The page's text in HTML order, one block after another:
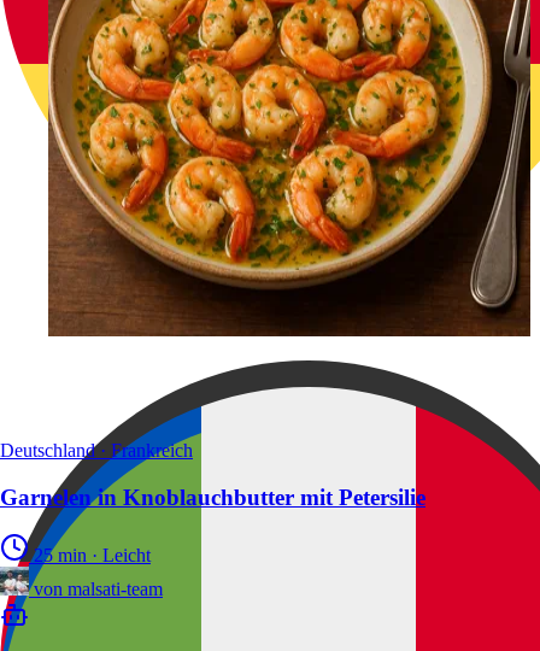
Deutschland · Frankreich
Garnelen in Knoblauchbutter mit Petersilie
25 min · Leicht
von malsati-team